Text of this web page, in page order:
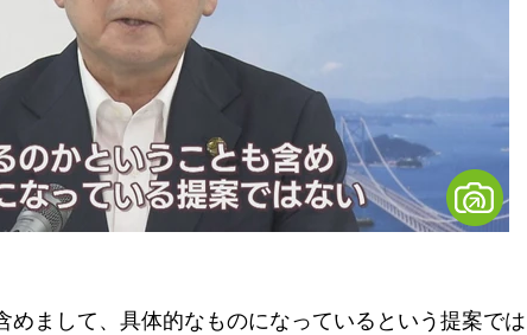
めまして、具体的なものになっているという提案では